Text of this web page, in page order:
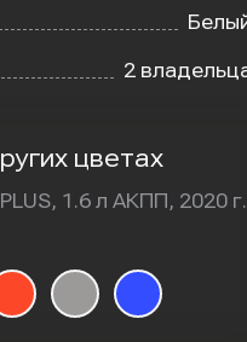
2
цветах
1.6 л АКПП, 2020 г.